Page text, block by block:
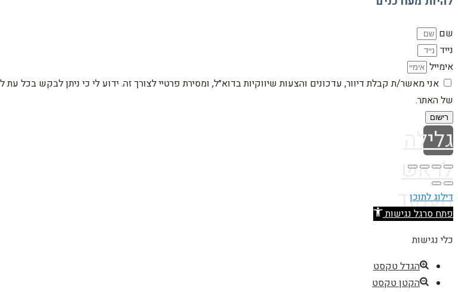
שם
נייד
אימייל
אני מאשר/ת קבלת דיוור, עדכונים והצעות שיווקיות בדוא״ל, ומסירת פרטיי לצורך זה. ידוע לי כי ניתן לבקש
של האתר.
רישום
גלילה
לראש
העמוד
דילוג לתוכן
פתח סרגל נגישות
כלי נגישות
הגדל טקסט
הקטן טקסט